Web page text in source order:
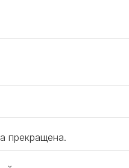
прекращена.